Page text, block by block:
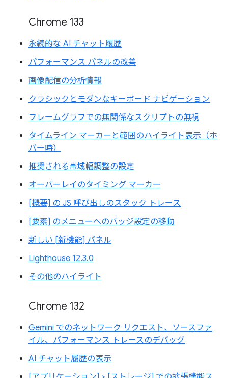
Chrome 133
永続的な AI チャット履歴
パフォーマンス パネルの改善
画像配信の分析情報
クラシックとモダンなキーボード ナビゲーション
フレームグラフでの無関係なスクリプトの無視
タイムライン マーカーと範囲のハイライト表示（ホ
バー時）
推奨される帯域幅調整の設定
オーバーレイのタイミング マーカー
[概要] の JS 呼び出しのスタック トレース
[要素] のメニューへのバッジ設定の移動
新しい [新機能] パネル
Lighthouse 12.3.0
その他のハイライト
Chrome 132
Gemini でのネットワーク リクエスト、ソースファ
イル、パフォーマンス トレースのデバッグ
AI チャット履歴の表示